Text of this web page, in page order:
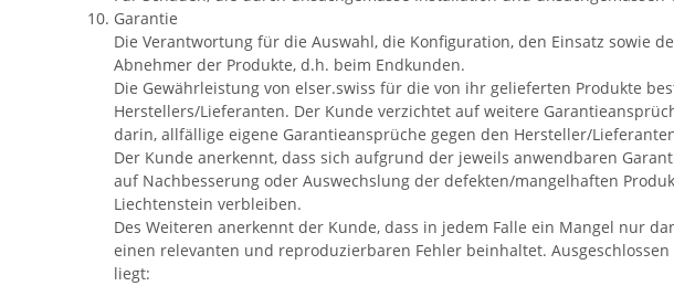
Garantie
Die Verantwortung für die Auswahl, die Konfiguration, den Einsatz sowie
Abnehmer der Produkte, d.h. beim Endkunden.
Die Gewährleistung von elser.swiss für die von ihr gelieferten Produkte
Herstellers/Lieferanten. Der Kunde verzichtet auf weitere
darin, allfällige eigene Garantieansprüche gegen den Hersteller/
Der Kunde anerkennt, dass sich aufgrund der jeweils anwendbaren
auf Nachbesserung oder Auswechslung der defekten/mangelhaften
Liechtenstein verbleiben.
Des Weiteren anerkennt der Kunde, dass in jedem Falle ein Mangel nur
einen relevanten und reproduzierbaren Fehler beinhaltet.
liegt: